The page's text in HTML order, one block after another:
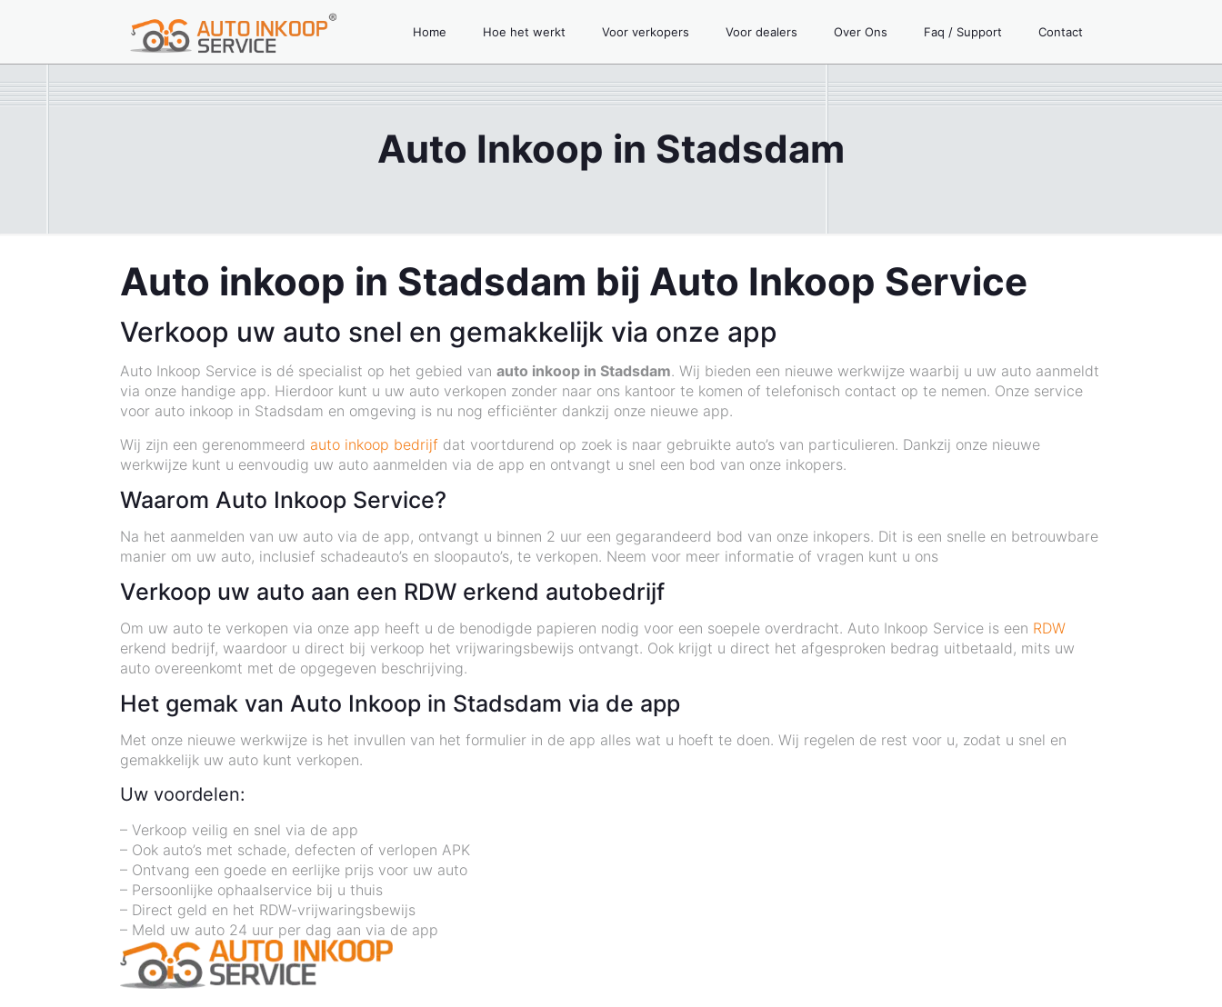
Home Hoe het werkt Voor verkopers Voor dealers Over Ons Faq / Support Contact
Auto Inkoop in Stadsdam
Auto inkoop in Stadsdam bij Auto Inkoop Service
Verkoop uw auto snel en gemakkelijk via onze app
Auto Inkoop Service is dé specialist op het gebied vanauto inkoop in Stadsdam. Wij bieden een nieuwe werkwijze waarbij u uw auto aanmeldt
via onze handige app. Hierdoor kunt u uw auto verkopen zonder naar ons kantoor te komen of telefonisch contact op te nemen. Onze service
voor auto inkoop in Stadsdam en omgeving is nu nog efficiënter dankzij onze nieuwe app.
Wij zijn een gerenommeerd auto inkoop bedrijf dat voortdurend op zoek is naar gebruikte auto’s van particulieren. Dankzij onze nieuwe
werkwijze kunt u eenvoudig uw auto aanmelden via de app en ontvangt u snel een bod van onze inkopers.
Waarom Auto Inkoop Service?
Na het aanmelden van uw auto via de app, ontvangt u binnen 2 uur een gegarandeerd bod van onze inkopers. Dit is een snelle en betrouwbare
manier om uw auto, inclusief schadeauto’s en sloopauto’s, te verkopen. Neem voor meer informatie of vragen kunt u ons
Verkoop uw auto aan een RDW erkend autobedrijf
Om uw auto te verkopen via onze app heeft u de benodigde papieren nodig voor een soepele overdracht. Auto Inkoop Service is een RDW
erkend bedrijf, waardoor u direct bij verkoop het vrijwaringsbewijs ontvangt. Ook krijgt u direct het afgesproken bedrag uitbetaald, mits uw
auto overeenkomt met de opgegeven beschrijving.
Het gemak van Auto Inkoop in Stadsdam via de app
Met onze nieuwe werkwijze is het invullen van het formulier in de app alles wat u hoeft te doen. Wij regelen de rest voor u, zodat u snel en
gemakkelijk uw auto kunt verkopen.
Uw voordelen:
– Verkoop veilig en snel via de app
– Ook auto’s met schade, defecten of verlopen APK
– Ontvang een goede en eerlijke prijs voor uw auto
– Persoonlijke ophaalservice bij u thuis
– Direct geld en het RDW-vrijwaringsbewijs
– Meld uw auto 24 uur per dag aan via de app